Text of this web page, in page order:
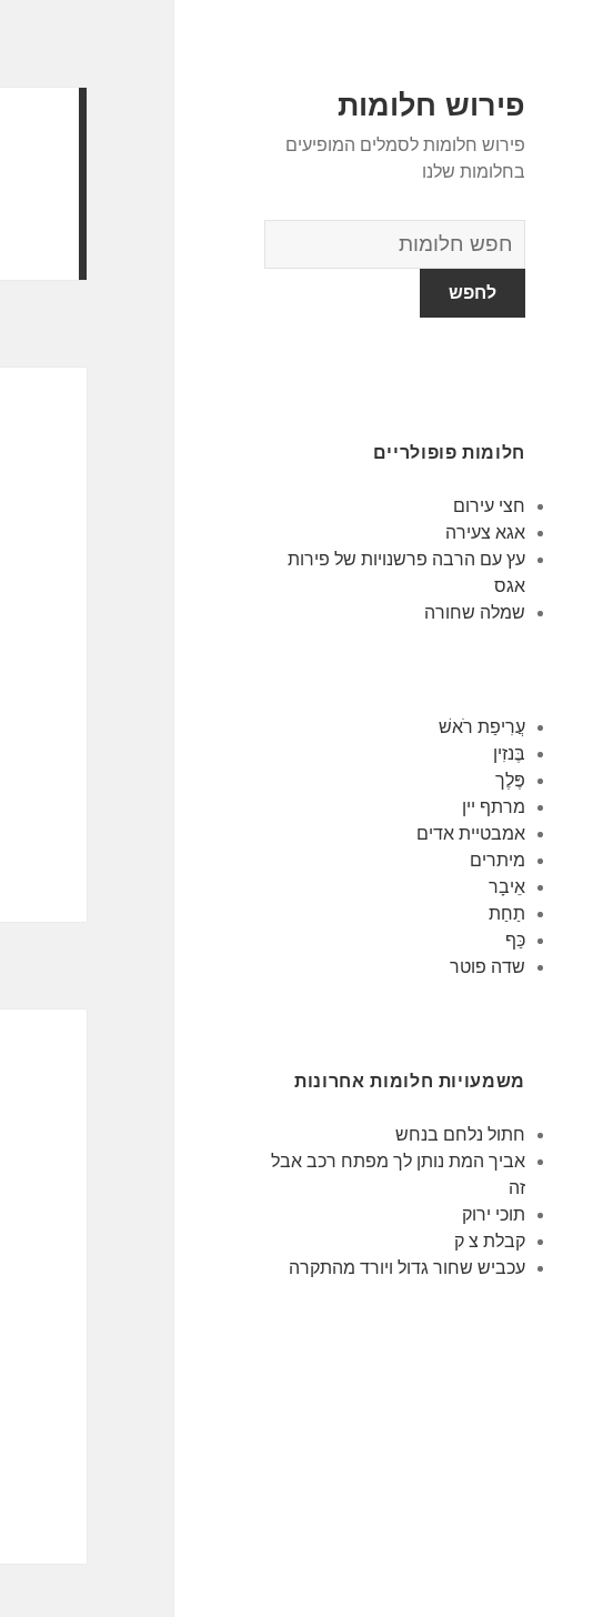
פירוש חלומות
פירוש חלומות לסמלים המופיעים
בחלומות שלנו
מילון
החלומות
חלומות פופולריים
חצי עירום
אגא צעירה
עץ עם הרבה פרשנויות של פירות
אגס
שמלה שחורה
עֲרִיפַת רֹאשׁ
בֶּנזִין
פֶּלֶך
מרתף יין
אמבטיית אדים
מיתרים
אֵיבָר
תַחַת
כַּף
שדה פוטר
משמעויות חלומות אחרונות
חתול נלחם בנחש
אביך המת נותן לך מפתח רכב אבל
זה
תוכי ירוק
קבלת צ ק
עכביש שחור גדול ויורד מהתקרה